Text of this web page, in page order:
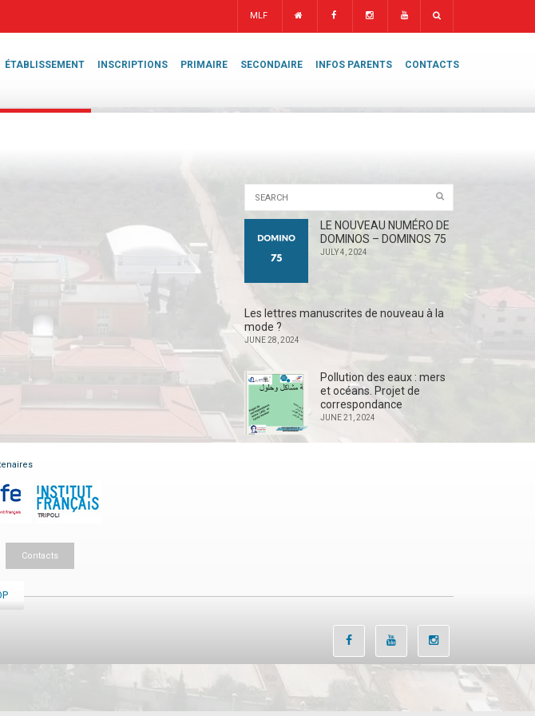
MLF
ÉTABLISSEMENT INSCRIPTIONS PRIMAIRE SECONDAIRE INFOS PARENTS CONTACTS
LE NOUVEAU NUMÉRO DE
DOMINOS – DOMINOS 75
JULY 4, 2024
Les lettres manuscrites de nouveau à la
mode ?
JUNE 28, 2024
Pollution des eaux : mers
et océans. Projet de
correspondance
JUNE 21, 2024
Contacts